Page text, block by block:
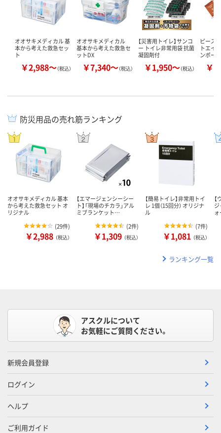
オオサキメディカル 基
本から考えた救急セッ
ト
￥2,988～（税込）
オオサキメディカル
基本から考えた救急セ
ットDX
￥7,340～（税込）
【災害用トイレ】サンコ
ー トイレ非常用袋 抗菌
凝固剤付
￥1,950～（税込）
ピース
トエイ
ンポーチ
￥
防災用品の売れ筋ランキング
オオサキメディカル 基本
から考えた救急セット オ
リジナル
(29件)
￥2,988 （税込）
【エマージェンシーシー
ト】「現場のチカラ」アル
ミブランケット…
(2件)
￥1,309 （税込）
【簡易トイレ】非常用トイ
レ 1個（15回分） オリジナ
ル
(7件)
￥1,081 （税込）
ランキング一覧
アスクルについて
お気軽にご質問ください。
新規会員登録
ログイン
ヘルプ
ご利用ガイド